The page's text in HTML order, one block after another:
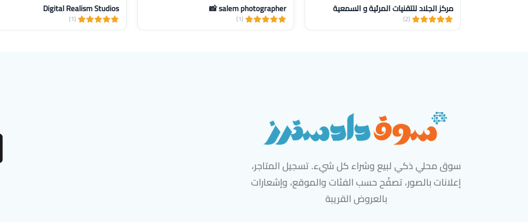
مركز الجلاد للتقنيات المرئية و السمعية
(2)
salem photographer 📸
(1)
Digital Realism Studios
(1)
سوق محلي ذكي لبيع وشراء كل شيء. تسجيل المتاجر،
إعلانات بالصور، تصفّح حسب الفئات والموقع، وإشعارات
بالعروض القريبة